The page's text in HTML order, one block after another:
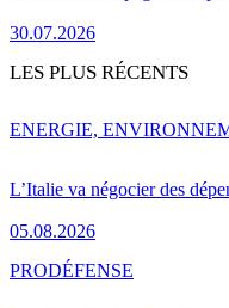
30.07.2026
LES PLUS RÉCENTS
L’Italie va négocier des
05.08.2026
ENERGIE,
PRODÉFENSE